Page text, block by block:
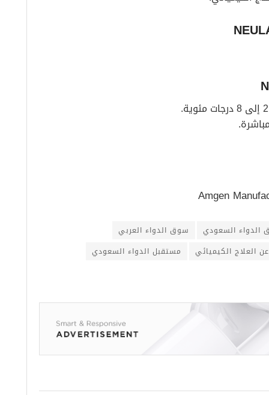
الدواء السعودي
سوق الدواء العربي
العلاج الكيميائي
مستقبل الدواء السعودي